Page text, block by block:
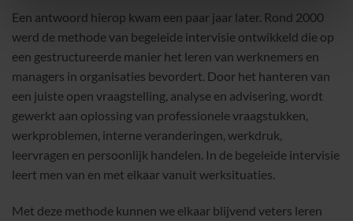
Een antwoord hierop kwam een paar jaar later. Rond 2000
werd de methode van begeleide intervisie ontwikkeld die op
een gestructureerde manier het leren van werknemers en
managers in organisaties bevordert. Door het hanteren van
een juiste open vraagstelling, analyse en advisering, wordt
gewerkt aan oplossing van professionele vraagstukken,
werkproblemen, interne veranderingen, werkdruk,
leervragen en persoonlijk handelen. In de begeleide intervisie
leert men van en met elkaar vanuit werksituaties.
Met deze methode kunnen we elkaar blijvend veters leren